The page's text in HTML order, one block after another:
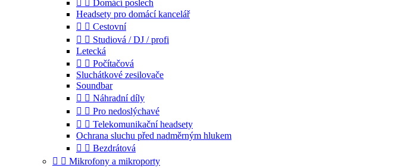
  Domácí poslech
Headsety pro domácí kancelář
  Cestovní
  Studiová / DJ / profi
Letecká
  Počítačová
Sluchátkové zesilovače
Soundbar
  Náhradní díly
  Pro nedoslýchavé
  Telekomunikační headsety
Ochrana sluchu před nadměrným hlukem
  Bezdrátová
  Mikrofony a mikroporty